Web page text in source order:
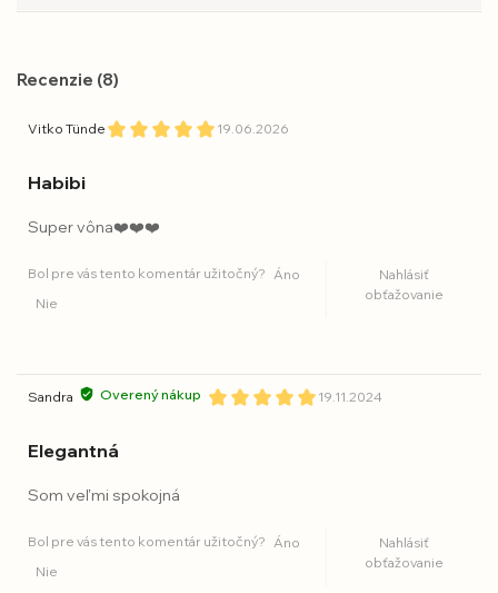
Recenzie (8)
Vitko Tünde 19.06.2026
Habibi
Super vôna❤️❤️❤️
Bol pre vás tento komentár užitočný? Áno
Nie
Nahlásiť
obťažovanie
Sandra Overený nákup 19.11.2024
Elegantná
Som veľmi spokojná
Bol pre vás tento komentár užitočný? Áno
Nie
Nahlásiť
obťažovanie